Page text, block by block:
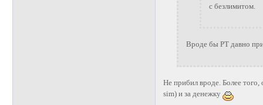
с безлимитом.
Вроде бы РТ давно
Не прибил вроде. Более
sim) и за денежку